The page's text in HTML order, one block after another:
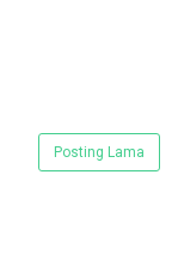
Posting Lama